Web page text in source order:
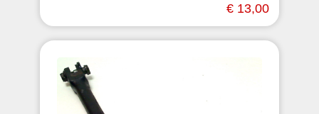
€ 13,00